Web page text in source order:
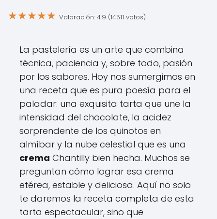
★★★★★ Valoración: 4.9 (14511 votos)
La pastelería es un arte que combina
técnica, paciencia y, sobre todo, pasión
por los sabores. Hoy nos sumergimos en
una receta que es pura poesía para el
paladar: una exquisita tarta que une la
intensidad del chocolate, la acidez
sorprendente de los quinotos en
almíbar y la nube celestial que es una
crema Chantilly bien hecha. Muchos se
preguntan cómo lograr esa crema
etérea, estable y deliciosa. Aquí no solo
te daremos la receta completa de esta
tarta espectacular, sino que